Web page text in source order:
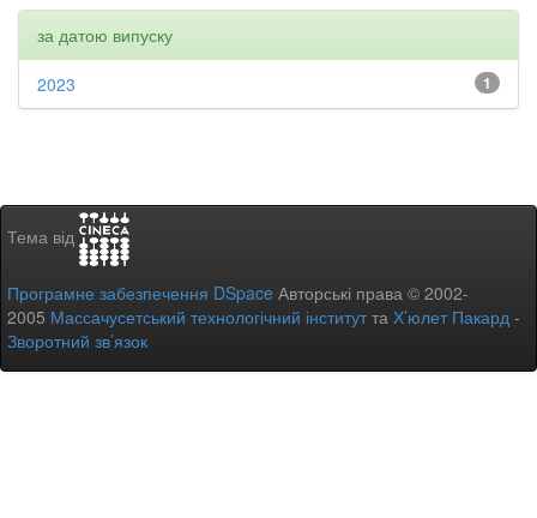
за датою випуску
1
2023
Тема від
Програмне забезпечення DSpace Авторські права © 2002-
2005 Массачусетський технологічний інститутта Х’юлет Пакард -
Зворотний зв’язок